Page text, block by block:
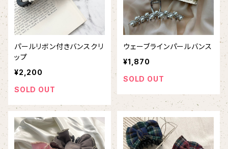
パールリボン付きバンスクリ
ップ
¥2,200
SOLD OUT
ウェーブラインパールバンス
¥1,870
SOLD OUT